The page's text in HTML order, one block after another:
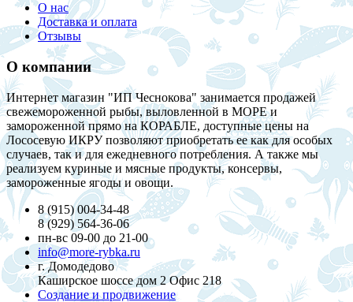
О нас
Доставка и оплата
Отзывы
О компании
Интернет магазин "ИП Чеснокова" занимается продажей
свежемороженной рыбы, выловленной в МОРЕ и
замороженной прямо на КОРАБЛЕ, доступные цены на
Лососевую ИКРУ позволяют приобретать ее как для особых
случаев, так и для ежедневного потребления. А также мы
реализуем куриные и мясные продукты, консервы,
замороженные ягоды и овощи.
8 (915) 004-34-48
8 (929) 564-36-06
пн-вс 09-00 до 21-00
info@more-rybka.ru
г. Домодедово
Каширское шоссе дом 2 Офис 218
Создание и продвижение